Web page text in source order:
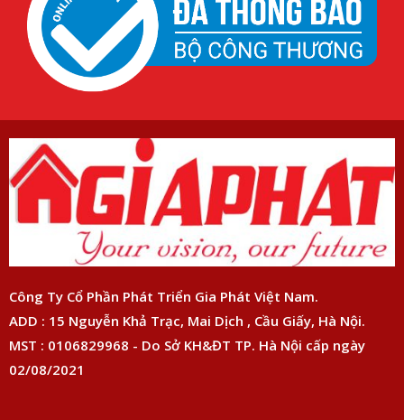
Công Ty Cổ Phần Phát Triển Gia Phát Việt Nam.
ADD : 15 Nguyễn Khả Trạc, Mai Dịch , Cầu Giấy, Hà Nội.
MST : 0106829968 - Do Sở KH&ĐT TP. Hà Nội cấp ngày
02/08/2021